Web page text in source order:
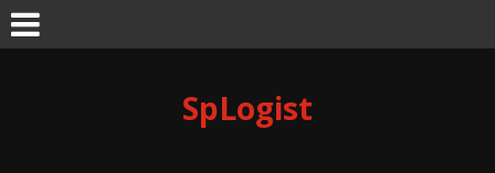
SpLogist